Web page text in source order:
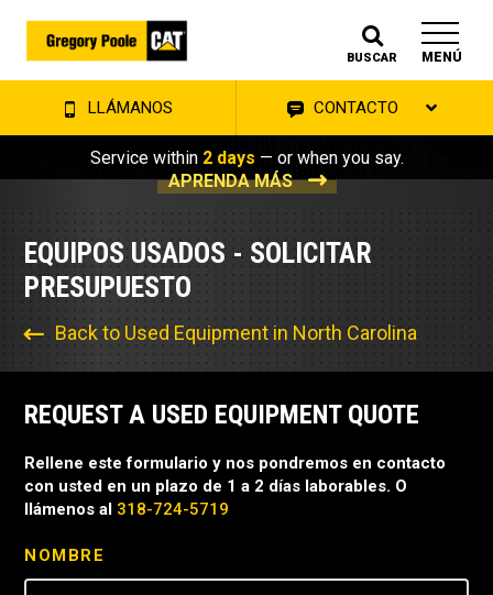
BUSCAR MENÚ
LLÁMANOS CONTACTO
Service within 2 days — or when you say.
APRENDA MÁS
EQUIPOS USADOS - SOLICITAR
PRESUPUESTO
Back to Used Equipment in North Carolina
REQUEST A USED EQUIPMENT QUOTE
Rellene este formulario y nos pondremos en contacto
con usted en un plazo de 1 a 2 días laborables. O
llámenos al 318-724-5719
NOMBRE